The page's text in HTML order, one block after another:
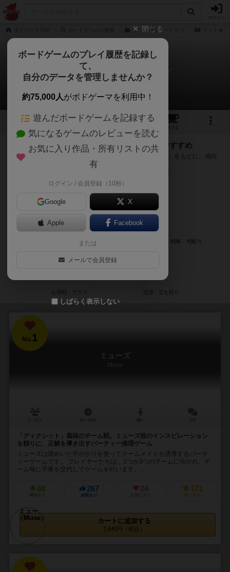
ゲット★スイートラブ
ゲット★スパイシーラブ
次のおすすめボードゲーム
1 1
カフェ
『ゲット★スパイシーラブ』が好きな方へのおすすめ
このゲームのトップページで投票された「プレイ感の評価」をもとに、傾向
が近いボードゲームをランキング形式で紹介します。
No.1
ミューズ
Muse
「ディクシット」風味のチーム戦。ミューズ役のインスピレーション
を頼りに、正解を導き出すパーティー推理ゲーム
ミューズは謎めいた手がかりを使ってチームメイトを誘導するパーテ
ィーゲームです。 プレイヤーたちは、2つか3つのチームに分かれ、チ
ーム毎に手番を交代してゲームを行います。...
68
興味あり
267
経験あり
24
お気に入り
171
持ってる
カートに追加する
2,640円（税込）
閉じる
ボードゲームのプレイ履歴を記録し
て、
自分のデータを管理しませんか？
約75,000人がボドゲーマを利用中！
遊んだボードゲームを記録する
気になるゲームのレビューを読む
お気に入り作品・所有リストの共
有
ログイン / 会員登録（10秒）
Google X
Apple Facebook
または
メールで会員登録
しばらく表示しない